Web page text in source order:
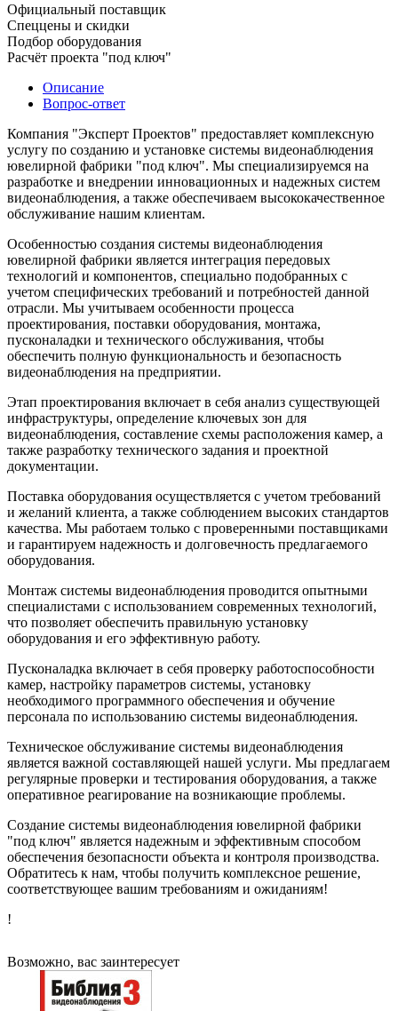
Официальный поставщик
Спеццены и скидки
Подбор оборудования
Расчёт проекта "под ключ"
Описание
Вопрос-ответ
Компания "Эксперт Проектов" предоставляет комплексную
услугу по созданию и установке системы видеонаблюдения
ювелирной фабрики "под ключ". Мы специализируемся на
разработке и внедрении инновационных и надежных систем
видеонаблюдения, а также обеспечиваем высококачественное
обслуживание нашим клиентам.
Особенностью создания системы видеонаблюдения
ювелирной фабрики является интеграция передовых
технологий и компонентов, специально подобранных с
учетом специфических требований и потребностей данной
отрасли. Мы учитываем особенности процесса
проектирования, поставки оборудования, монтажа,
пусконаладки и технического обслуживания, чтобы
обеспечить полную функциональность и безопасность
видеонаблюдения на предприятии.
Этап проектирования включает в себя анализ существующей
инфраструктуры, определение ключевых зон для
видеонаблюдения, составление схемы расположения камер, а
также разработку технического задания и проектной
документации.
Поставка оборудования осуществляется с учетом требований
и желаний клиента, а также соблюдением высоких стандартов
качества. Мы работаем только с проверенными поставщиками
и гарантируем надежность и долговечность предлагаемого
оборудования.
Монтаж системы видеонаблюдения проводится опытными
специалистами с использованием современных технологий,
что позволяет обеспечить правильную установку
оборудования и его эффективную работу.
Пусконаладка включает в себя проверку работоспособности
камер, настройку параметров системы, установку
необходимого программного обеспечения и обучение
персонала по использованию системы видеонаблюдения.
Техническое обслуживание системы видеонаблюдения
является важной составляющей нашей услуги. Мы предлагаем
регулярные проверки и тестирования оборудования, а также
оперативное реагирование на возникающие проблемы.
Создание системы видеонаблюдения ювелирной фабрики
"под ключ" является надежным и эффективным способом
обеспечения безопасности объекта и контроля производства.
Обратитесь к нам, чтобы получить комплексное решение,
соответствующее вашим требованиям и ожиданиям!
!
Возможно, вас заинтересует